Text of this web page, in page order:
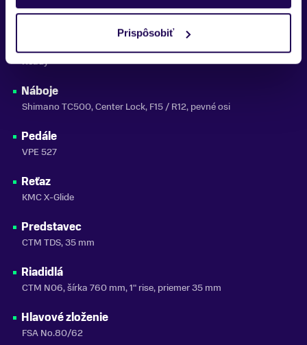
Prispôsobiť
Ready
Náboje
Shimano TC500, Center Lock, F15 / R12, pevné osi
Pedále
VPE 527
Reťaz
KMC X-Glide
Predstavec
CTM TDS, 35 mm
Riadidlá
CTM N06, šírka 760 mm, 1" rise, priemer 35 mm
Hlavové zloženie
FSA No.80/62